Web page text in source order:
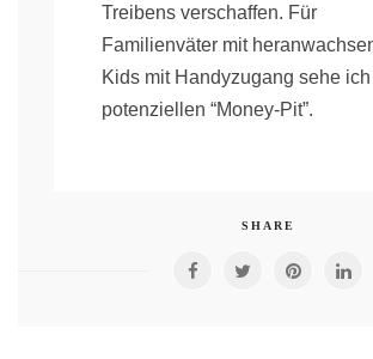
Treibens verschaffen. Für
Familienväter mit
Kids mit Handyzugang sehe
potenziellen “Money-Pit”.
SHARE